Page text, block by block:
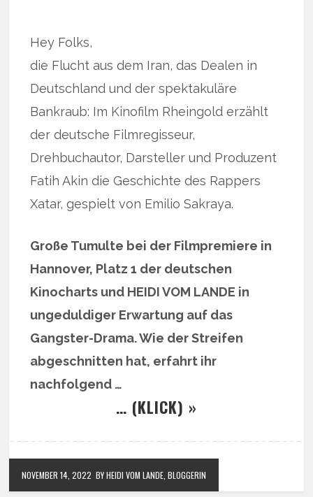
Hey Folks,
die Flucht aus dem Iran, das Dealen in
Deutschland und der spektakuläre
Bankraub: Im Kinofilm Rheingold erzählt
der deutsche Filmregisseur,
Drehbuchautor, Darsteller und Produzent
Fatih Akin die Geschichte des Rappers
Xatar, gespielt von Emilio Sakraya.
Große Tumulte bei der Filmpremiere in
Hannover, Platz 1 der deutschen
Kinocharts und HEIDI VOM LANDE in
ungeduldiger Erwartung auf das
Gangster-Drama. Wie der Streifen
abgeschnitten hat, erfahrt ihr
nachfolgend …
… (KLICK) »
NOVEMBER 14, 2022 BY HEIDI VOM LANDE, BLOGGERIN